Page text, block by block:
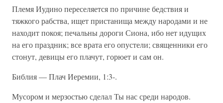
Племя Иудино переселяется по причине бедствия и
тяжкого рабства, ищет пристанища между народами и не
находит покоя; печальны дороги Сиона, ибо нет идущих
на его праздник; все врата его опустели; священники его
стонут, девицы его плачут, горюет и сам он.
Библия — Плач Иеремии, 1:3-.
Мусором и мерзостью сделал Ты нас среди народов.